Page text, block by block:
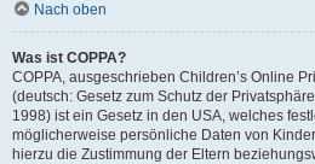
Nach oben
Was ist COPPA?
COPPA, ausgeschrieben Children’s Online
(deutsch: Gesetz zum Schutz der
1998) ist ein Gesetz in den USA, welches
möglicherweise persönliche Daten von
hierzu die Zustimmung der Eltern